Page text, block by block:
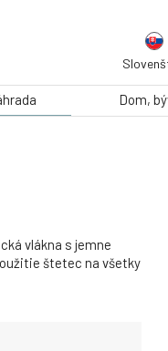
Dom,
vlákna s jemne
štetec na všetky